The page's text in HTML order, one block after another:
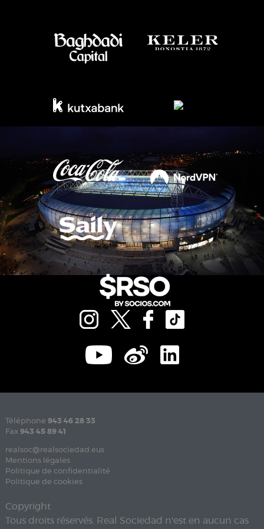
Téléphone 943 46 28 33
Fax 943 45 89 41
realsoc@realsociedad.eus
Mentions légales
Politique de confidentialité
Politique de cookies
Copyright
Tous droits réservés. Real Sociedad n'est en aucun cas